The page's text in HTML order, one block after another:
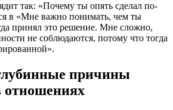
так: «Почему ты опять сделал по-
в «Мне важно понимать, чем ты
принял это решение. Мне сложно,
не соблюдаются, потому что тогда
причины
отношениях